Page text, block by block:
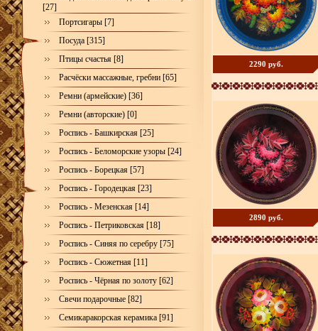
[27]
Портсигары [7]
Посуда [315]
Птицы счастья [8]
Расчёски массажные, гребни [65]
Ремни (армейские) [36]
Ремни (авторские) [0]
Роспись - Башкирская [25]
Роспись - Беломорские узоры [24]
Роспись - Борецкая [57]
Роспись - Городецкая [23]
Роспись - Мезенская [14]
Роспись - Петриковская [18]
Роспись - Синяя по серебру [75]
Роспись - Сюжетная [11]
Роспись - Чёрная по золоту [62]
Свечи подарочные [82]
Семикаракорская керамика [91]
2290 руб.
2890 руб.